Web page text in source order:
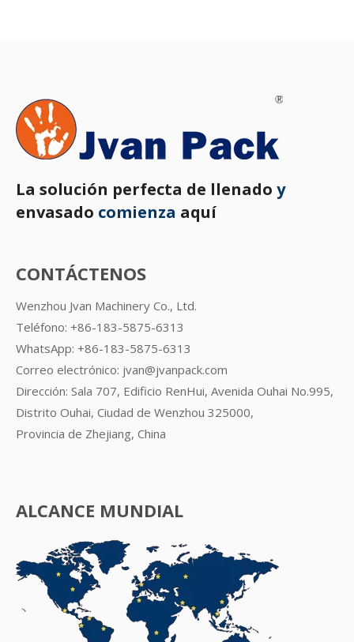
La solución perfecta de llenado y
envasado comienza aquí
CONTÁCTENOS
Wenzhou Jvan Machinery Co., Ltd.
Teléfono: +86-183-5875-6313
WhatsApp: +86-183-5875-6313
Correo electrónico: jvan@jvanpack.com
Dirección: Sala 707, Edificio RenHui, Avenida Ouhai No.995,
Distrito Ouhai, Ciudad de Wenzhou 325000,
Provincia de Zhejiang, China
ALCANCE MUNDIAL